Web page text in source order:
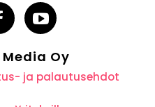
Oy
ja palautusehdot